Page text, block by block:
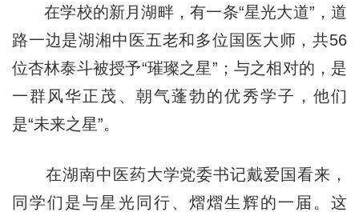
在学校的新月湖畔，有一条“星光大道”，道
路一边是湖湘中医五老和多位国医大师，共56
位杏林泰斗被授予“璀璨之星”；与之相对的，是
一群风华正茂、朝气蓬勃的优秀学子，他们
是“未来之星”。
在湖南中医药大学党委书记戴爱国看来，
同学们是与星光同行、熠熠生辉的一届。这